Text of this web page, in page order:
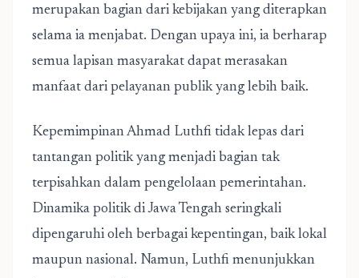
merupakan bagian dari kebijakan yang diterapkan
selama ia menjabat. Dengan upaya ini, ia berharap
semua lapisan masyarakat dapat merasakan
manfaat dari pelayanan publik yang lebih baik.
Kepemimpinan Ahmad Luthfi tidak lepas dari
tantangan politik yang menjadi bagian tak
terpisahkan dalam pengelolaan pemerintahan.
Dinamika politik di Jawa Tengah seringkali
dipengaruhi oleh berbagai kepentingan, baik lokal
maupun nasional. Namun, Luthfi menunjukkan